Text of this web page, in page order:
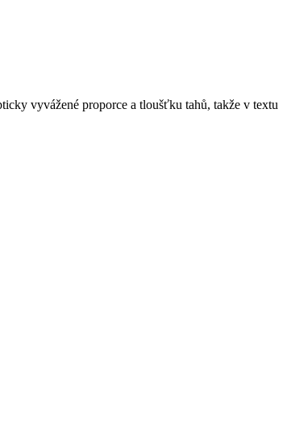
vyvážené proporce a tloušťku tahů, takže v textu